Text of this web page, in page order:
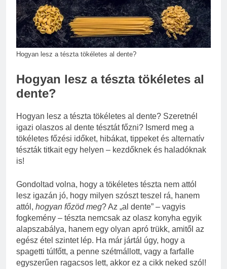
vérnyomás?
3 Nap Ezelőtt
Hogyan lesz a tészta tökéletes al dente?
Hogyan lesz a tészta tökéletes al
dente?
Hogyan lesz a tészta tökéletes al dente? Szeretnél
igazi olaszos al dente tésztát főzni? Ismerd meg a
tökéletes főzési időket, hibákat, tippeket és alternatív
tészták titkait egy helyen – kezdőknek és haladóknak
is!
Gondoltad volna, hogy a tökéletes tészta nem attól
lesz igazán jó, hogy milyen szószt teszel rá, hanem
attól, hogyan főzöd meg? Az „al dente” – vagyis
fogkemény – tészta nemcsak az olasz konyha egyik
alapszabálya, hanem egy olyan apró trükk, amitől az
egész étel szintet lép. Ha már jártál úgy, hogy a
spagetti túlfőtt, a penne szétmállott, vagy a farfalle
egyszerűen ragacsos lett, akkor ez a cikk neked szól!